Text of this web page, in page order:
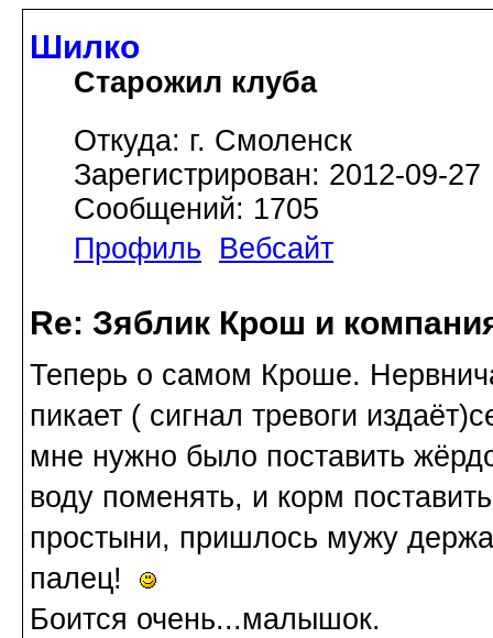
Шилко
Старожил клуба
Откуда: г. Смоленск
Зарегистрирован: 2012-09-27
Сообщений: 1705
Профиль
Вебсайт
Re: Зяблик Крош и
Теперь о самом Кроше.
пикает ( сигнал тревоги
мне нужно было поставить
воду поменять, и корм
простыни, пришлось мужу
палец!
Боится очень...малышок.